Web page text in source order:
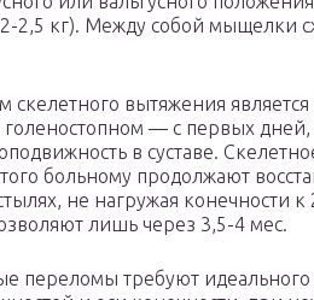
2,5 кг). Между собой мыщелки
вытяжения является
голеностопном — с первых
в суставе.
больному продолжают
не нагружая конечности
лишь через 3,5-4 мес.
переломы требуют идеального